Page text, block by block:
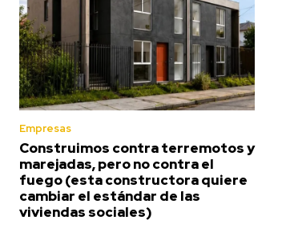
Empresas
Construimos contra terremotos y
marejadas, pero no contra el
fuego (esta constructora quiere
cambiar el estándar de las
viviendas sociales)